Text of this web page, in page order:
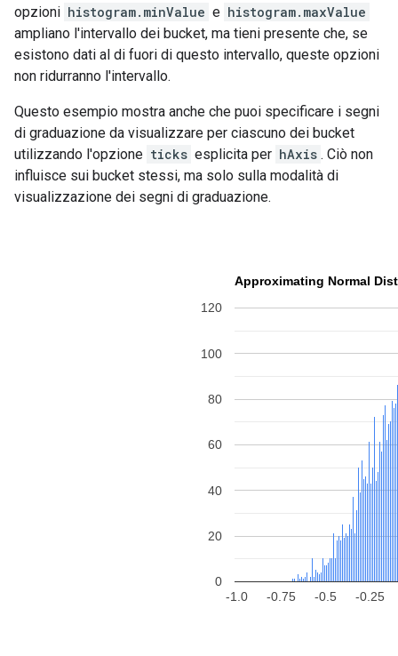
opzioni histogram.minValue e histogram.maxValue
ampliano l'intervallo dei bucket, ma tieni presente che, se
esistono dati al di fuori di questo intervallo, queste opzioni
non ridurranno l'intervallo.
Questo esempio mostra anche che puoi specificare i segni
di graduazione da visualizzare per ciascuno dei bucket
utilizzando l'opzione ticks esplicita per hAxis . Ciò non
influisce sui bucket stessi, ma solo sulla modalità di
visualizzazione dei segni di graduazione.